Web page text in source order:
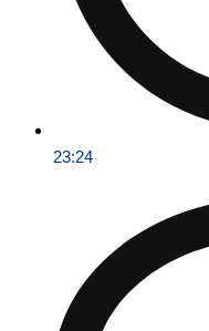
23:24